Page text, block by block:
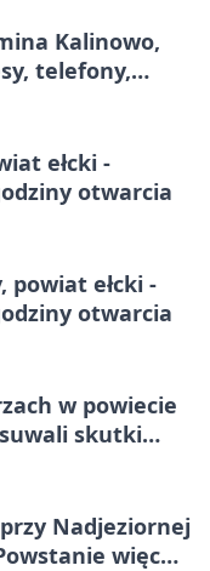
Kalinowo,
telefony,
ełcki -
otwarcia
powiat ełcki -
otwarcia
w powiecie
skutki
Nadjeziornej
więcej